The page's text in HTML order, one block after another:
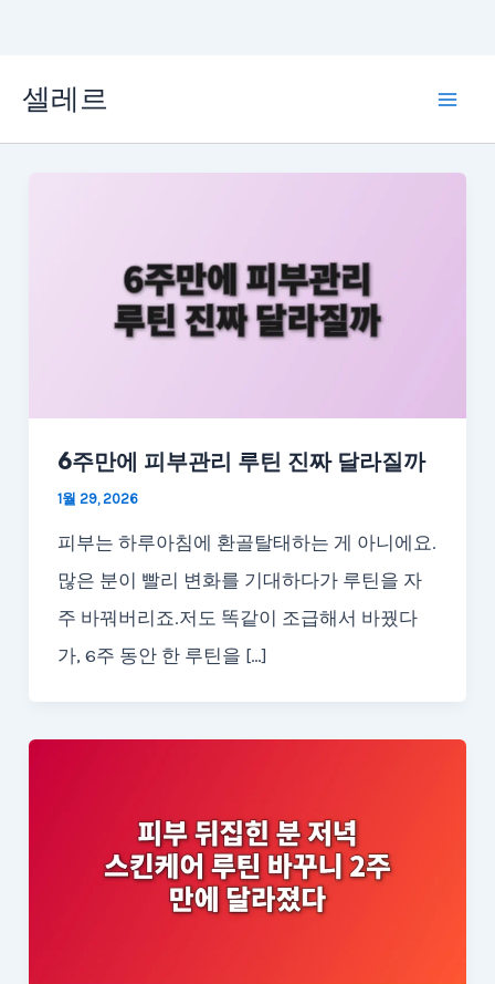
츠
셀레르
6주만에 피부관리 루틴 진짜 달라질까
1월 29, 2026
피부는 하루아침에 환골탈태하는 게 아니에요.
많은 분이 빨리 변화를 기대하다가 루틴을 자
주 바꿔버리죠.저도 똑같이 조급해서 바꿨다
가, 6주 동안 한 루틴을 […]